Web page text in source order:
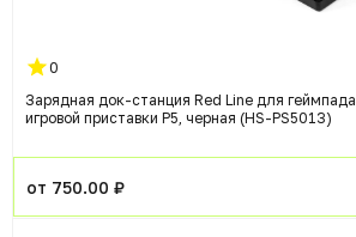
0
Зарядная док-станция Red Line для геймпада
игровой приставки P5, черная (HS-PS5013)
от 750.00 ₽